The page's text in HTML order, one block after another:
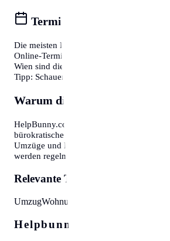
Termine online buchen
Die meisten Bürgerservice-Stellen bieten
Online-Terminvereinbarung an. In
Wien sind diese oft Wochen im Voraus
Tipp: Schauen Sie morgens gegen 7:30
Warum diese Informationen
HelpBunny.com hat es sich zur Aufgabe
bürokratische Hürden abzubauen. Wir
Umzüge und Behördengänge sein
werden regelmäßig aktualisiert.
Relevante Themen:
UmzugWohnung
Helpbunny.com SEO Cloud